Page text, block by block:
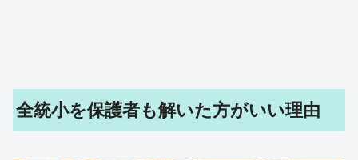
全統小を保護者も解いた方がいい理由